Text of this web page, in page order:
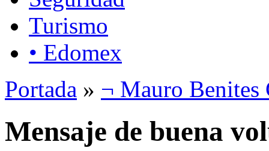
Turismo
• Edomex
Portada » ¬ Mauro Benites
Mensaje de buena